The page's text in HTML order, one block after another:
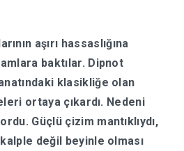
aşırı hassaslığına
baktılar. Dipnot
klasikliğe olan
ortaya çıkardı. Nedeni
Güçlü çizim mantıklıydı,
değil beyinle olması